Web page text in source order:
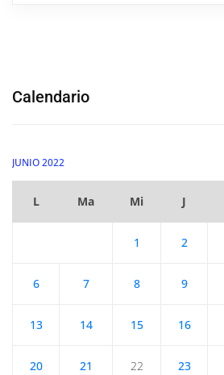
Calendario
JUNIO 2022
L Ma Mi J
1 2
6 7 8 9
13 14 15 16
20 21 22 23